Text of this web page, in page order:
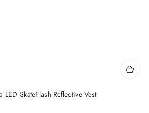
LED SkateFlash Reflective Vest